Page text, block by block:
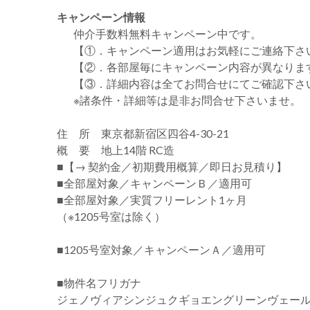
キャンペーン情報
仲介手数料無料キャンペーン中です。
【①．キャンペーン適用はお気軽にご連絡下さ
【②．各部屋毎にキャンペーン内容が異なりま
【③．詳細内容は全てお問合せにてご確認下さ
※諸条件・詳細等は是非お問合せ下さいませ。
住 所 東京都新宿区四谷4-30-21
概 要 地上14階 RC造
■【→ 契約金／初期費用概算／即日お見積り】
■全部屋対象／キャンペーンＢ／適用可
■全部屋対象／実質フリーレント1ヶ月
（※1205号室は除く）
■1205号室対象／キャンペーンＡ／適用可
■物件名フリガナ
ジェノヴィアシンジュクギョエングリーンヴェー